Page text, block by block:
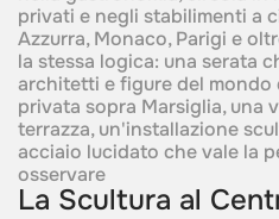
privati e negli stabilimenti a
Azzurra, Monaco, Parigi e
la stessa logica: una serata
architetti e figure del mondo
privata sopra Marsiglia, una
terrazza, un'installazione
acciaio lucidato che vale la
osservare
La Scultura al